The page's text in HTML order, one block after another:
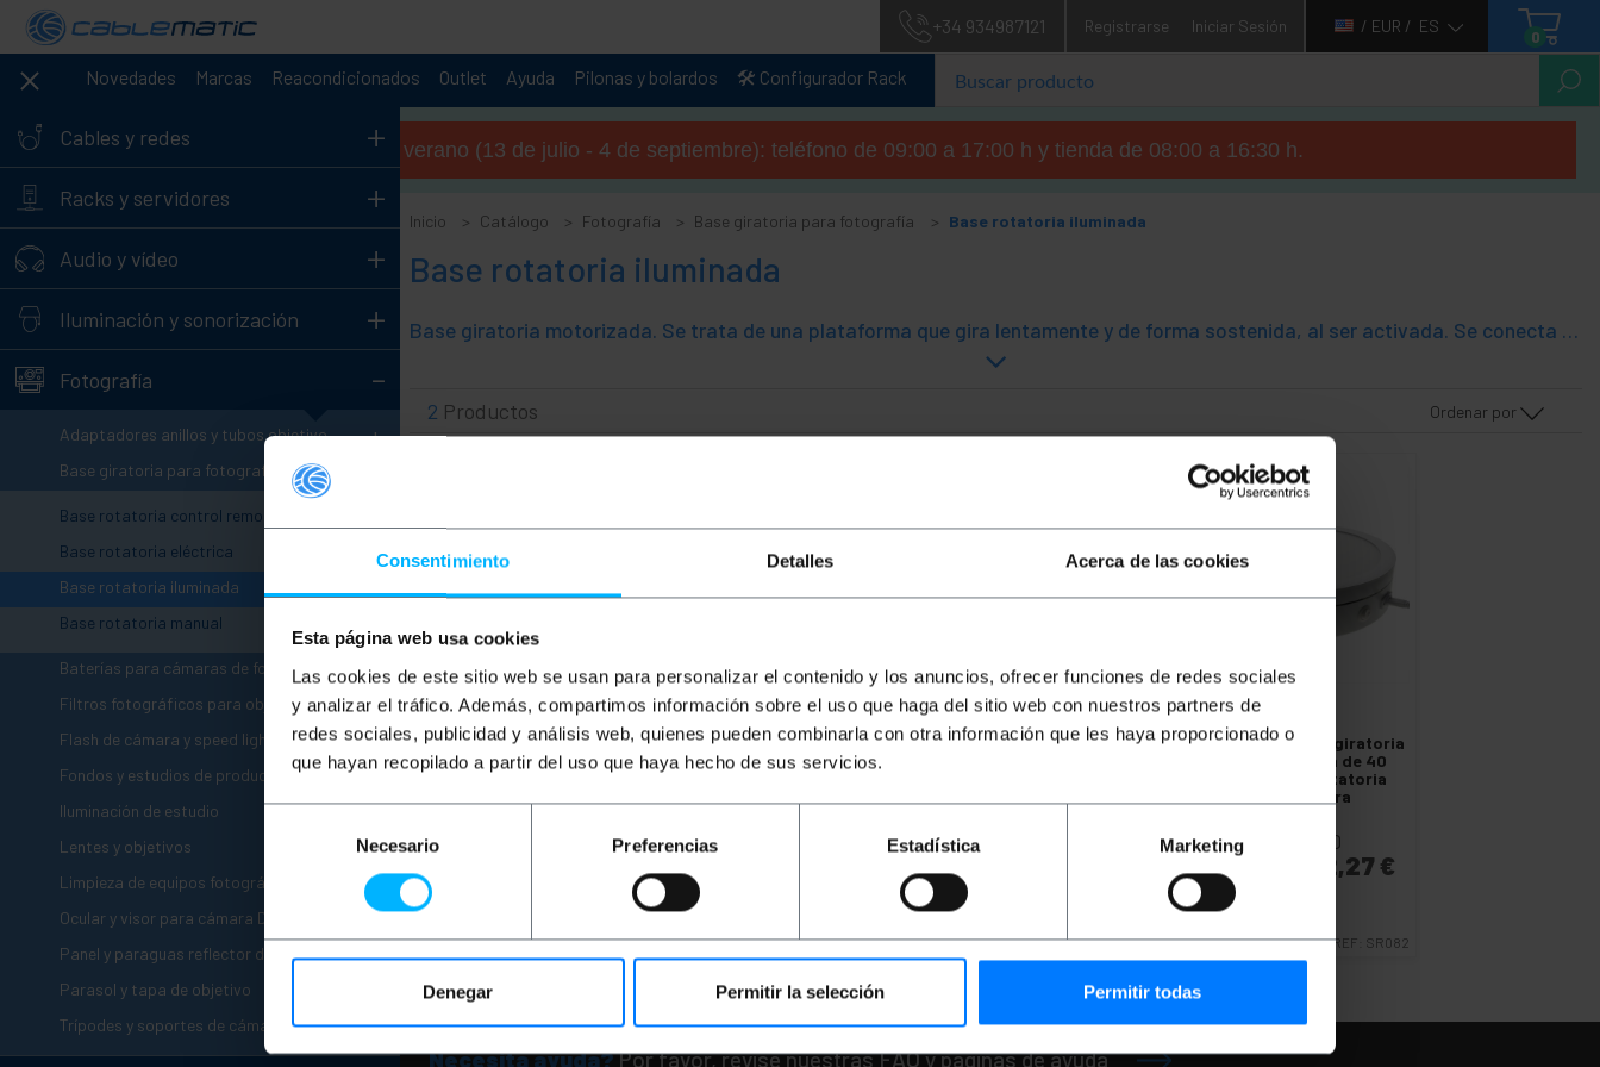
Consentimiento Detalles Acerca de las cookies
Esta página web usa cookies
Las cookies de este sitio web se usan para personalizar el contenido y los anuncios, ofrecer funciones de redes sociales
y analizar el tráfico. Además, compartimos información sobre el uso que haga del sitio web con nuestros partners de
redes sociales, publicidad y análisis web, quienes pueden combinarla con otra información que les haya proporcionado o
que hayan recopilado a partir del uso que haya hecho de sus servicios.
consentimiento
Necesario Preferencias Estadística Marketing
Denegar Permitir la selección Permitir todas
+34 934987121 Registrarse Iniciar Sesión / EUR / ES
0
Novedades Marcas Reacondicionados Outlet Ayuda Pilonas y bolardos 🛠️ Configurador Rack
Cables y redes +
Racks y servidores +
Audio y vídeo +
Iluminación y sonorización +
Fotografía -
Adaptadores anillos y tubos objetivo +
Base giratoria para fotografía
Base rotatoria control remoto
Base rotatoria eléctrica
Base rotatoria iluminada
Base rotatoria manual
Baterías para cámaras de fotos +
Filtros fotográficos para objetivos +
Flash de cámara y speed light flash +
Fondos y estudios de producto +
Iluminación de estudio +
Lentes y objetivos +
Limpieza de equipos fotográficos +
Ocular y visor para cámara DSLR +
Panel y paraguas reflector difusor +
Parasol y tapa de objetivo
Trípodes y soportes de cámara +
Horario de verano (13 de julio - 4 de septiembre): teléfono de 09:00 a 17:00 h y tienda de 08:00 a 16:30 h.
Inicio Catálogo Fotografía Base giratoria para fotografía Base rotatoria iluminada
Base rotatoria iluminada
Base giratoria motorizada. Se trata de una plataforma que gira lentamente y de forma sostenida, al ser activada. Se conecta a la red eléctrica. Ideal para fotografía de modelos fotográficos, realización de modelos 3D, exposiciones, escaparates, publicidad, etc. Modelo con base retroiluminada mediante luz LED. La iluminación de la base permite la eliminación de las sombras, y al mismo tiempo se ilumina el objeto desde el suelo.
2 Productos Ordenar por
PRIMEMATIKBase giratoria
eléctrica 16 cm blanco con
iluminación LED
PVP
24,53€
IVA inc.
PVD
Entrega inmediata REF: SR047
PRIMEMATIKBase giratoria
eléctrica iluminada de 40
cm. Plataforma rotatoria
de color blanco para
PVP
117,61
117,61 IVA inc.
PVD
112,27 €
Entrega inmediata REF: SR082
Necesita ayuda?Por favor, revise nuestras FAQ y paginas de ayuda